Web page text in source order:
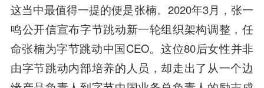
这当中最值得一提的便是张楠。2020年3月，张一
鸣公开信宣布字节跳动新一轮组织架构调整，任
命张楠为字节跳动中国CEO。这位80后女性并非
由字节跳动内部培养的人员，却走出了从一个边